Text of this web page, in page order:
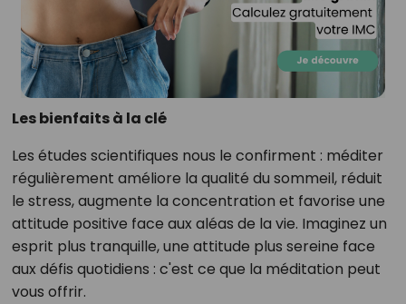
Les bienfaits à la clé
Les études scientifiques nous le confirment : méditer
régulièrement améliore la qualité du sommeil, réduit
le stress, augmente la concentration et favorise une
attitude positive face aux aléas de la vie. Imaginez un
esprit plus tranquille, une attitude plus sereine face
aux défis quotidiens : c'est ce que la méditation peut
vous offrir.